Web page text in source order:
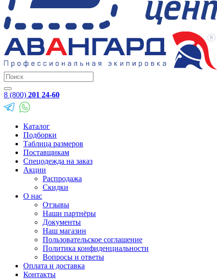
8 (800) 201 24-60
Каталог
Подборки
Таблица размеров
Поставщикам
Спецодежда на заказ
Акции
Распродажа
Скидки
О нас
Отзывы
Наши партнёры
Документы
Наш магазин
Пользовательское соглашение
Политика конфиденциальности
Вопросы и ответы
Оплата и доставка
Контакты